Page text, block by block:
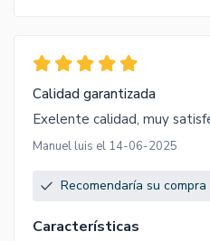
Calidad garantizada
Exelente calidad, muy
Manuel luis el 14-06-2025
Recomendaría su compra
Características